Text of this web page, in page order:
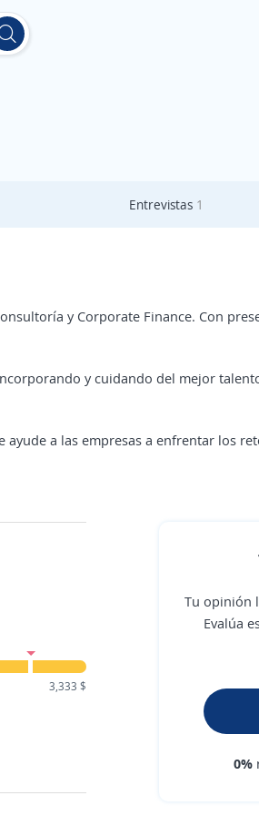
Entrevistas 1
y Corporate Finance. Con
y cuidando del mejor
a las empresas a enfrentar los
3,333 $
Tu opinión
Evalúa
0%